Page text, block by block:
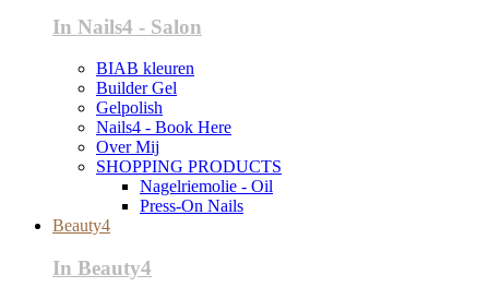
In Nails4 - Salon
BIAB kleuren
Builder Gel
Gelpolish
Nails4 - Book Here
Over Mij
SHOPPING PRODUCTS
Nagelriemolie - Oil
Press-On Nails
Beauty4
In Beauty4